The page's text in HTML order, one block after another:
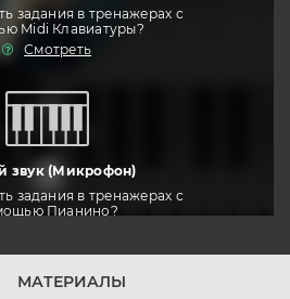
задания в тренажерах с
Midi Клавиатуры?
Смотреть
звук (Микрофон)
задания в тренажерах с
Пианино?
тренировать
МАТЕРИАЛЫ